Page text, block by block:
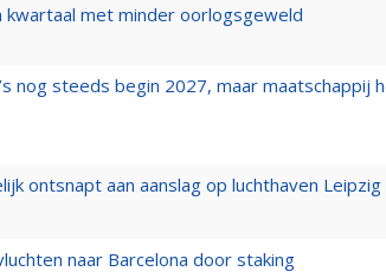
kwartaal met minder oorlogsgeweld
nog steeds begin 2027, maar maatschappij
ontsnapt aan aanslag op luchthaven Leipzig
naar Barcelona door staking